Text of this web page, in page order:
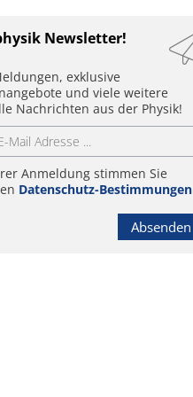
Newsletter!
exklusive
und viele weitere
Nachrichten aus der Physik!
Anmeldung stimmen Sie
Datenschutz-Bestimmungen
Absenden